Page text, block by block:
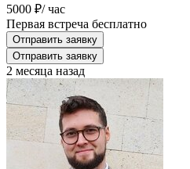
5000 ₽/ час
Первая встреча бесплатно
Отправить заявку
Отправить заявку
2 месяца назад